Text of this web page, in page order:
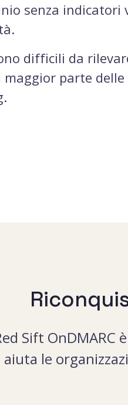
senza indicatori
difficili da
maggior parte
Sift
aiuta le